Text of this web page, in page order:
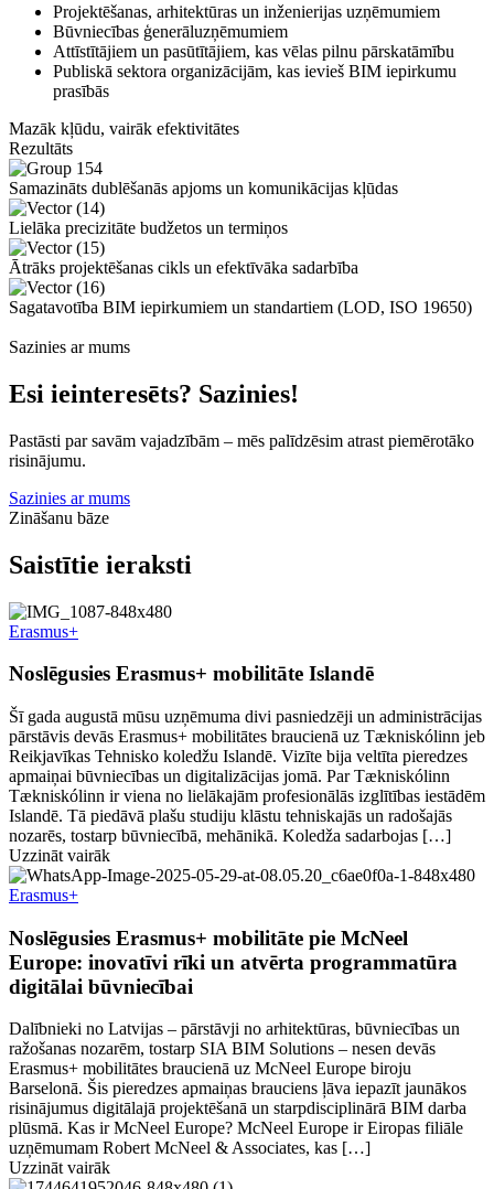
Projektēšanas, arhitektūras un inženierijas uzņēmumiem
Būvniecības ģenerāluzņēmumiem
Attīstītājiem un pasūtītājiem, kas vēlas pilnu pārskatāmību
Publiskā sektora organizācijām, kas ievieš BIM iepirkumu
prasībās
Mazāk kļūdu, vairāk efektivitātes
Rezultāts
Samazināts dublēšanās apjoms un komunikācijas kļūdas
Lielāka precizitāte budžetos un termiņos
Ātrāks projektēšanas cikls un efektīvāka sadarbība
Sagatavotība BIM iepirkumiem un standartiem (LOD, ISO 19650)
Sazinies ar mums
Esi ieinteresēts? Sazinies!
Pastāsti par savām vajadzībām – mēs palīdzēsim atrast piemērotāko
risinājumu.
Sazinies ar mums
Zināšanu bāze
Saistītie ieraksti
Erasmus+
Noslēgusies Erasmus+ mobilitāte Islandē
Šī gada augustā mūsu uzņēmuma divi pasniedzēji un administrācijas
pārstāvis devās Erasmus+ mobilitātes braucienā uz Tækniskólinn jeb
Reikjavīkas Tehnisko koledžu Islandē. Vizīte bija veltīta pieredzes
apmaiņai būvniecības un digitalizācijas jomā. Par Tækniskólinn
Tækniskólinn ir viena no lielākajām profesionālās izglītības iestādēm
Islandē. Tā piedāvā plašu studiju klāstu tehniskajās un radošajās
nozarēs, tostarp būvniecībā, mehānikā. Koledža sadarbojas […]
Uzzināt vairāk
Erasmus+
Noslēgusies Erasmus+ mobilitāte pie McNeel
Europe: inovatīvi rīki un atvērta programmatūra
digitālai būvniecībai
Dalībnieki no Latvijas – pārstāvji no arhitektūras, būvniecības un
ražošanas nozarēm, tostarp SIA BIM Solutions – nesen devās
Erasmus+ mobilitātes braucienā uz McNeel Europe biroju
Barselonā. Šis pieredzes apmaiņas brauciens ļāva iepazīt jaunākos
risinājumus digitālajā projektēšanā un starpdisciplinārā BIM darba
plūsmā. Kas ir McNeel Europe? McNeel Europe ir Eiropas filiāle
uzņēmumam Robert McNeel & Associates, kas […]
Uzzināt vairāk